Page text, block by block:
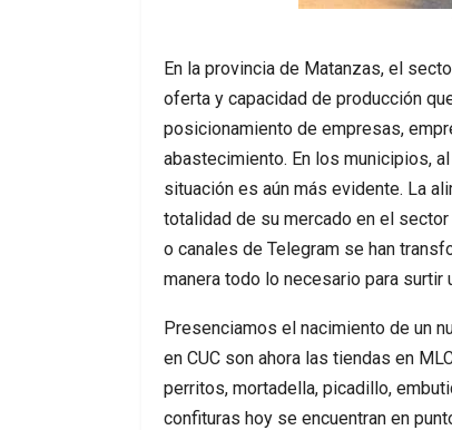
En la provincia de Matanzas, el
oferta y capacidad de producción
posicionamiento de empresas,
abastecimiento. En los municipios,
situación es aún más evidente. La
totalidad de su mercado en el
o canales de Telegram se han
manera todo lo necesario para surtir
Presenciamos el nacimiento de un
en CUC son ahora las tiendas en
perritos, mortadella, picadillo,
confituras hoy se encuentran en